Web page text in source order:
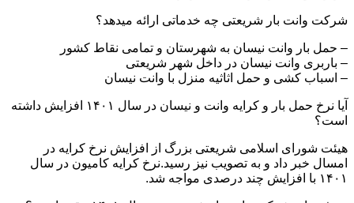
شرکت وانت بار شریعتی چه خدماتی ارائه میدهد؟
– حمل بار وانت نیسان به شهرستان و تمامی نقاط کشور
– باربری وانت نیسان در داخل شهر شریعتی
– اسباب کشی و حمل اثاثیه منزل با وانت نیسان
آیا نرخ حمل بار و کرایه وانت و نیسان در سال ۱۴۰۱ افزایش داشته
است؟
هیئت شورای اسلامی شریعتی بزرگ از افزایش نرخ کرایه در
امسال خبر داد و به تصویب نیز رسید.نرخ کرایه کامیون در سال
۱۴۰۱ با افزایش چند درصدی مواجه شد.